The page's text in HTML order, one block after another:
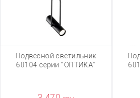
Подвесной светильник
60104 серии "ОПТИКА"